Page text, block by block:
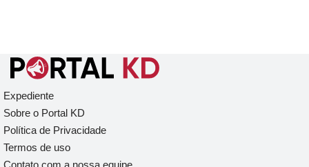
Expediente
Sobre o Portal KD
Política de Privacidade
Termos de uso